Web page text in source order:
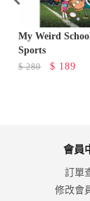
My Weird
Sports
$280 $ 189
會員
訂單
修改會